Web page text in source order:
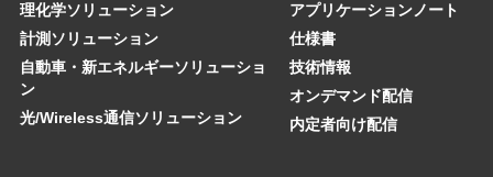
理化学ソリューション
計測ソリューション
自動車・新エネルギーソリューショ
ン
光/Wireless通信ソリューション
アプリケーションノート
仕様書
技術情報
オンデマンド配信
内定者向け配信